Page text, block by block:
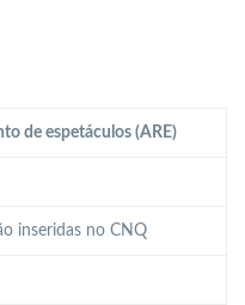
de espetáculos (ARE)
inseridas no CNQ